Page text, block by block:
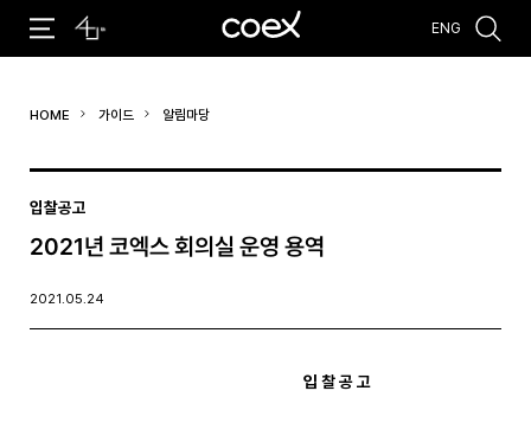
#코엑스 전시 #행사
ENG
HOME 가이드 알림마당
입찰공고
2021년 코엑스 회의실 운영 용역
2021.05.24
입 찰 공 고